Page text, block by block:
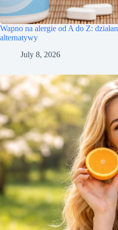
Wapno na alergie od A do Z:
alternatywy
July 8, 2026